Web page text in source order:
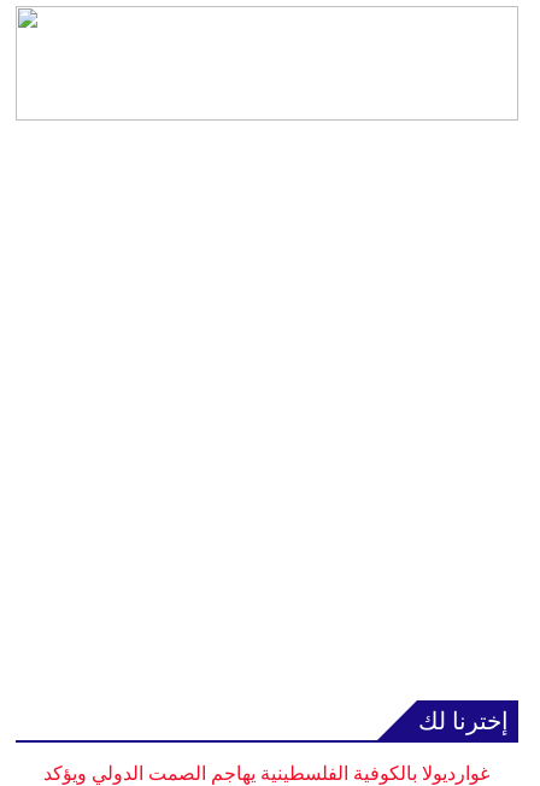
إخترنا لك
غوارديولا بالكوفية الفلسطينية يهاجم الصمت الدولي ويؤكد